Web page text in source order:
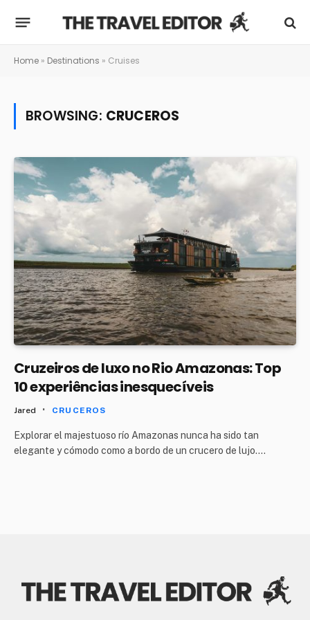
Home » Destinations » Cruises
BROWSING: CRUCEROS
Cruzeiros de luxo no Rio Amazonas: Top
10 experiências inesquecíveis
Jared CRUCEROS
Explorar el majestuoso río Amazonas nunca ha sido tan
elegante y cómodo como a bordo de un crucero de lujo.…